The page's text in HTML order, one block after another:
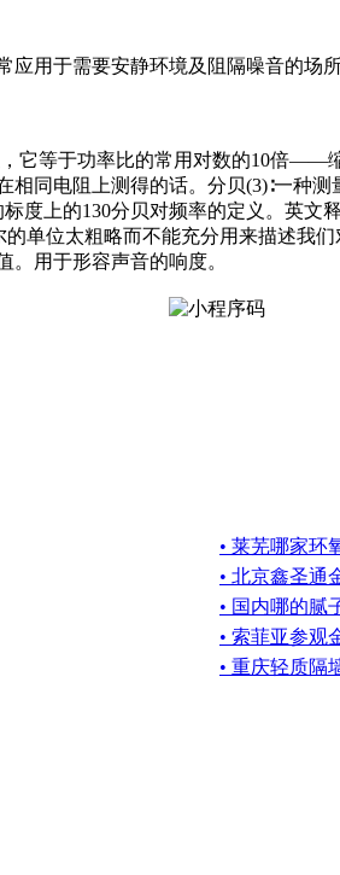
用于需要安静环境及阻隔噪音的场所
它等于功率比的常用对数的10倍
同电阻上测得的话。分贝(3)∶一种
上的130分贝对频率的定义。英文
单位太粗略而不能充分用来描述我
用于形容声音的响度。
• 莱芜哪家环
• 北京鑫圣通
• 国内哪的腻
• 索菲亚参观
• 重庆轻质隔